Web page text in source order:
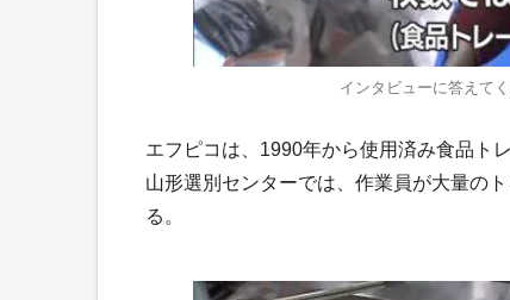
インタビューに答えて
エフピコは、1990年から使用済み食品ト
山形選別センターでは、作業員が大量の
る。